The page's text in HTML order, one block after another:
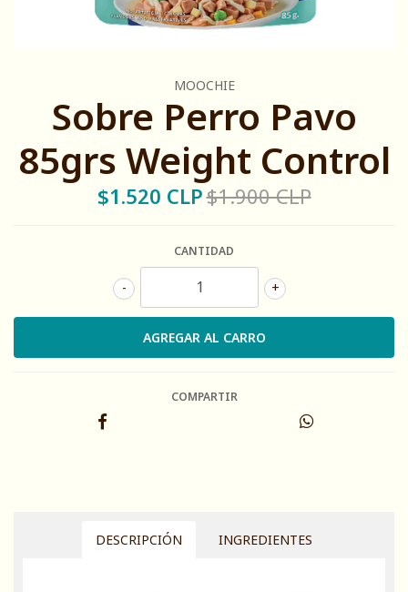
MOOCHIE
Sobre Perro Pavo
85grs Weight Control
$1.520 CLP$1.900 CLP
CANTIDAD
+
-
COMPARTIR
DESCRIPCIÓN INGREDIENTES